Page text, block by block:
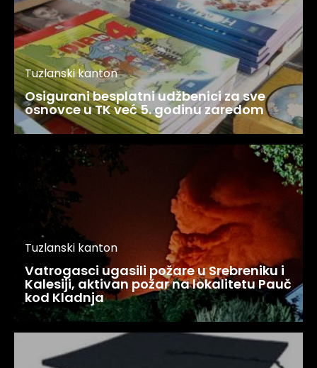
Tuzlanski kanton
Osigurani besplatni udžbenici za sve
osnovce u TK već 5. godinu zaredom
Tuzlanski kanton
Vatrogasci ugasili požare u Srebreniku i
Kalesiji, aktivan požar na lokalitetu Pauč
kod Kladnja